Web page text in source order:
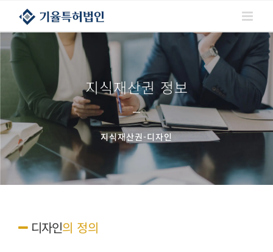
콘텐츠로
건너뛰기
지식재산권 정보
지식재산권-디자인
디자인의 정의